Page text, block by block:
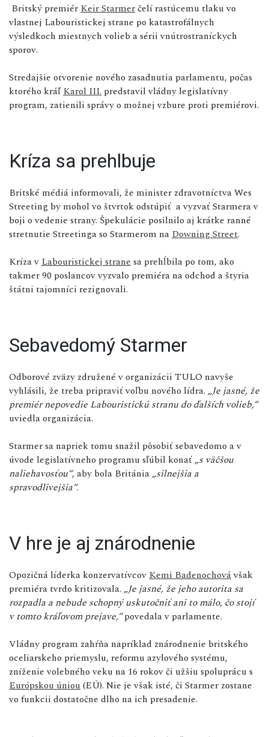
Britský premiér Keir Starmerčelí rastúcemu tlaku vo
vlastnej Labouristickej strane po katastrofálnych
výsledkoch miestnych volieb a sérii vnútrostraníckych
sporov.
Stredajšie otvorenie nového zasadnutia parlamentu, počas
ktorého kráľKarol III. predstavil vládny legislatívny
program, zatienili správy o možnej vzbure proti premiérovi.
Kríza sa prehlbuje
Britské médiá informovali, že minister zdravotníctva Wes
Streeting by mohol vo štvrtok odstúpiť a vyzvať Starmera v
boji o vedenie strany. Špekulácie posilnilo aj krátke ranné
stretnutie Streetinga so Starmerom na Downing Street.
Kríza v Labouristickej strane sa prehĺbila po tom, ako
takmer 90 poslancov vyzvalo premiéra na odchod a štyria
štátni tajomníci rezignovali.
Sebavedomý Starmer
Odborové zväzy združené v organizácii TULO navyše
vyhlásili, že treba pripraviť voľbu nového lídra. „Je jasné, že
premiér nepovedie Labouristickú stranu do ďalších volieb,“
uviedla organizácia.
Starmer sa napriek tomu snažil pôsobiť sebavedomo a v
úvode legislatívneho programu sľúbil konať „s väčšou
naliehavosťou“, aby bola Británia „silnejšia a
spravodlivejšia“.
V hre je aj znárodnenie
Opozičná líderka konzervatívcov Kemi Badenochovávšak
premiéra tvrdo kritizovala. „Je jasné, že jeho autorita sa
rozpadla a nebude schopný uskutočniť ani to málo, čo stojí
v tomto kráľovom prejave,“povedala v parlamente.
Vládny program zahŕňa napríklad znárodnenie britského
oceliarskeho priemyslu, reformu azylového systému,
zníženie volebného veku na 16 rokov či užšiu spoluprácu s
Európskou úniou (EÚ). Nie je však isté, či Starmer zostane
vo funkcii dostatočne dlho na ich presadenie.